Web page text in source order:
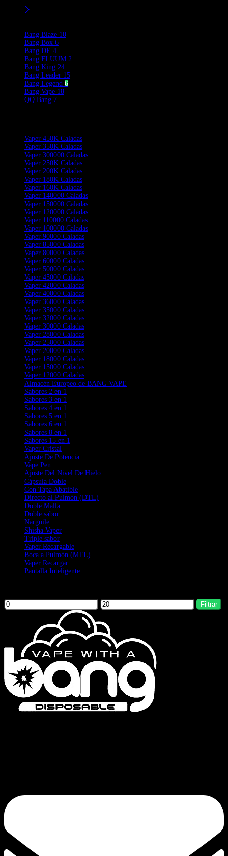
Bang Blaze 10
Bang Box 6
Bang DE 4
Bang FLUUM 2
Bang King 24
Bang Leader 15
Bang Legend 6
Bang Vape 18
QQ Bang 7
Vaper 450K Caladas
Vaper 350K Caladas
Vaper 300000 Caladas
Vaper 250K Caladas
Vaper 200K Caladas
Vaper 180K Caladas
Vaper 160K Caladas
Vaper 140000 Caladas
Vaper 150000 Caladas
Vaper 120000 Caladas
Vaper 110000 Caladas
Vaper 100000 Caladas
Vaper 90000 Caladas
Vaper 85000 Caladas
Vaper 80000 Caladas
Vaper 60000 Caladas
Vaper 50000 Caladas
Vaper 45000 Caladas
Vaper 42000 Caladas
Vaper 40000 Caladas
Vaper 36000 Caladas
Vaper 35000 Caladas
Vaper 32000 Caladas
Vaper 30000 Caladas
Vaper 28000 Caladas
Vaper 25000 Caladas
Vaper 20000 Caladas
Vaper 18000 Caladas
Vaper 15000 Caladas
Vaper 12000 Caladas
Almacén Europeo de BANG VAPE
Sabores 2 en 1
Sabores 3 en 1
Sabores 4 en 1
Sabores 5 en 1
Sabores 6 en 1
Sabores 8 en 1
Sabores 15 en 1
Vaper Cristal
Ajuste De Potencia
Vape Pen
Ajuste Del Nivel De Hielo
Cápsula Doble
Con Tapa Abatible
Directo al Pulmón (DTL)
Doble Malla
Doble sabor
Narguile
Shisha Vaper
Triple sabor
Vaper Recargable
Boca a Pulmón (MTL)
Vaper Recargar
Pantalla Inteligente
Filtrar